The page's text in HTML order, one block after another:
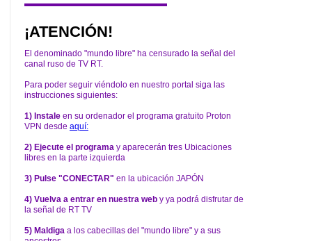
¡ATENCIÓN!
El denominado "mundo libre" ha censurado la señal del
canal ruso de TV RT.
Para poder seguir viéndolo en nuestro portal siga las
instrucciones siguientes:
1) Instale en su ordenador el programa gratuito Proton
VPN desde aquí:
2) Ejecute el programa y aparecerán tres Ubicaciones
libres en la parte izquierda
3) Pulse "CONECTAR" en la ubicación JAPÓN
4) Vuelva a entrar en nuestra web y ya podrá disfrutar de
la señal de RT TV
5) Maldiga a los cabecillas del "mundo libre" y a sus